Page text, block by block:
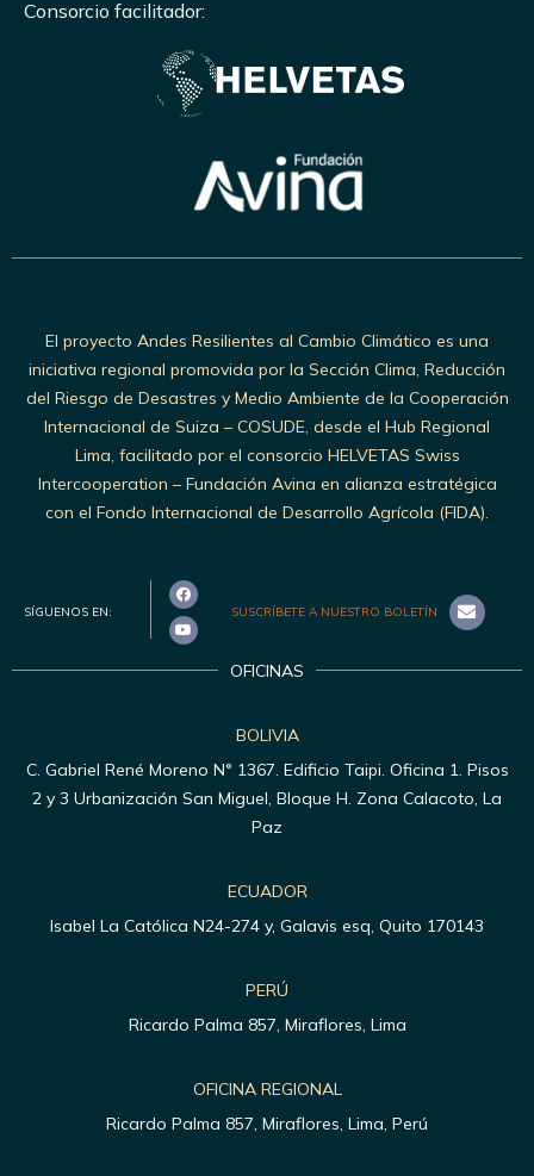
Consorcio facilitador:
El proyecto Andes Resilientes al Cambio Climático es una
iniciativa regional promovida por la Sección Clima, Reducción
del Riesgo de Desastres y Medio Ambiente de la Cooperación
Internacional de Suiza – COSUDE, desde el Hub Regional
Lima, facilitado por el consorcio HELVETAS Swiss
Intercooperation – Fundación Avina en alianza estratégica
con el Fondo Internacional de Desarrollo Agrícola (FIDA).
SÍGUENOS EN: SUSCRÍBETE A NUESTRO BOLETÍN
OFICINAS
BOLIVIA
C. Gabriel René Moreno N° 1367. Edificio Taipi. Oficina 1. Pisos
2 y 3 Urbanización San Miguel, Bloque H. Zona Calacoto, La
Paz
ECUADOR
Isabel La Católica N24-274 y, Galavis esq, Quito 170143
PERÚ
Ricardo Palma 857, Miraflores, Lima
OFICINA REGIONAL
Ricardo Palma 857, Miraflores, Lima, Perú